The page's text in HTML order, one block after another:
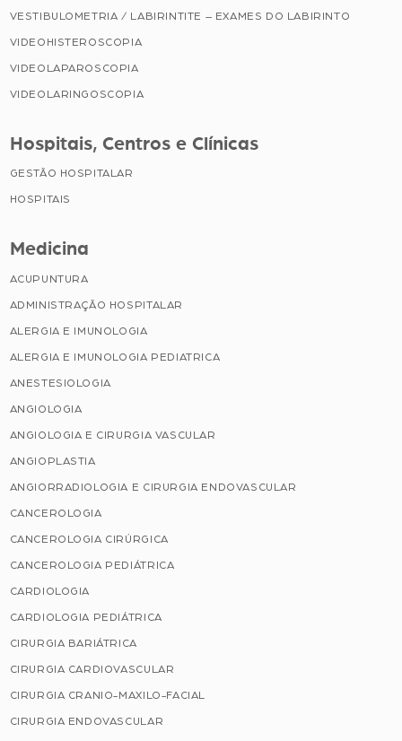
VESTIBULOMETRIA / LABIRINTITE – EXAMES DO LABIRINTO
VIDEOHISTEROSCOPIA
VIDEOLAPAROSCOPIA
VIDEOLARINGOSCOPIA
Hospitais, Centros e Clínicas
GESTÃO HOSPITALAR
HOSPITAIS
Medicina
ACUPUNTURA
ADMINISTRAÇÃO HOSPITALAR
ALERGIA E IMUNOLOGIA
ALERGIA E IMUNOLOGIA PEDIATRICA
ANESTESIOLOGIA
ANGIOLOGIA
ANGIOLOGIA E CIRURGIA VASCULAR
ANGIOPLASTIA
ANGIORRADIOLOGIA E CIRURGIA ENDOVASCULAR
CANCEROLOGIA
CANCEROLOGIA CIRÚRGICA
CANCEROLOGIA PEDIÁTRICA
CARDIOLOGIA
CARDIOLOGIA PEDIÁTRICA
CIRURGIA BARIÁTRICA
CIRURGIA CARDIOVASCULAR
CIRURGIA CRANIO-MAXILO-FACIAL
CIRURGIA ENDOVASCULAR